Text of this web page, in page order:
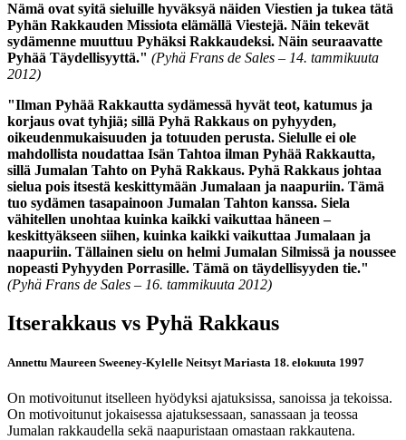
Nämä ovat syitä sieluille hyväksyä näiden Viestien ja tukea tätä
Pyhän Rakkauden Missiota elämällä Viestejä. Näin tekevät
sydämenne muuttuu Pyhäksi Rakkaudeksi. Näin seuraavatte
Pyhää Täydellisyyttä." (Pyhä Frans de Sales – 14. tammikuuta
2012)
"Ilman Pyhää Rakkautta sydämessä hyvät teot, katumus ja
korjaus ovat tyhjiä; sillä Pyhä Rakkaus on pyhyyden,
oikeudenmukaisuuden ja totuuden perusta. Sielulle ei ole
mahdollista noudattaa Isän Tahtoa ilman Pyhää Rakkautta,
sillä Jumalan Tahto on Pyhä Rakkaus. Pyhä Rakkaus johtaa
sielua pois itsestä keskittymään Jumalaan ja naapuriin. Tämä
tuo sydämen tasapainoon Jumalan Tahton kanssa. Siela
vähitellen unohtaa kuinka kaikki vaikuttaa häneen –
keskittyäkseen siihen, kuinka kaikki vaikuttaa Jumalaan ja
naapuriin. Tällainen sielu on helmi Jumalan Silmissä ja noussee
nopeasti Pyhyyden Porrasille. Tämä on täydellisyyden tie."
(Pyhä Frans de Sales – 16. tammikuuta 2012)
Itserakkaus vs Pyhä Rakkaus
Annettu Maureen Sweeney-Kylelle Neitsyt Mariasta 18. elokuuta 1997
On motivoitunut itselleen hyödyksi ajatuksissa, sanoissa ja tekoissa.
On motivoitunut jokaisessa ajatuksessaan, sanassaan ja teossa
Jumalan rakkaudella sekä naapuristaan omastaan rakkautena.